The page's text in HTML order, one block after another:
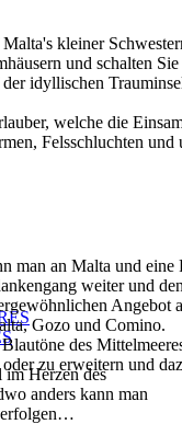
im Herzen des
anders kann man
…
kleiner
und schalten
idyllischen
welche die
Felsschluchten
man an Malta und eine
weiter und
Angebot
Gozo und Comino.
des
zu erweitern und